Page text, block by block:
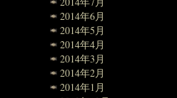
2014年6月
2014年5月
2014年4月
2014年3月
2014年2月
2014年1月